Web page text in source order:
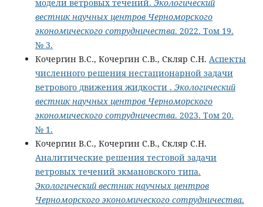
модели ветровых течений. Экологический
вестник научных центров Черноморского
экономического сотрудничества. 2022. Том 19.
№ 3.
Кочергин В.С., Кочергин С.В., Скляр С.Н. Аспекты
численного решения нестационарной задачи
ветрового движения жидкости . Экологический
вестник научных центров Черноморского
экономического сотрудничества. 2023. Том 20.
№ 1.
Кочергин В.С., Кочергин С.В., Скляр С.Н.
Аналитические решения тестовой задачи
ветровых течений экмановского типа.
Экологический вестник научных центров
Черноморского экономического сотрудничества.